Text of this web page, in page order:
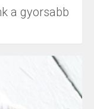
a gyorsabb